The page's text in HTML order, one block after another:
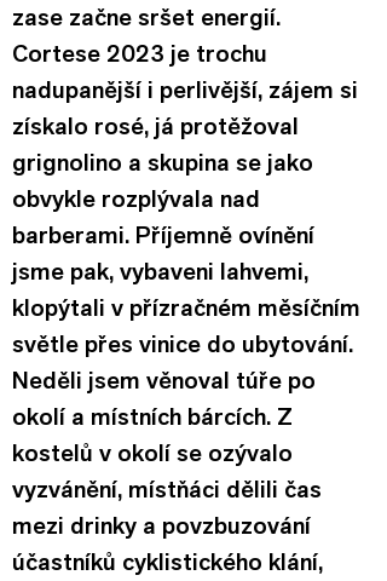
zase začne sršet energií.
Cortese 2023 je trochu
nadupanější i perlivější, zájem si
získalo rosé, já protěžoval
grignolino a skupina se jako
obvykle rozplývala nad
barberami. Příjemně ovínění
jsme pak, vybaveni lahvemi,
klopýtali v přízračném měsíčním
světle přes vinice do ubytování.
Neděli jsem věnoval túře po
okolí a místních bárcích. Z
kostelů v okolí se ozývalo
vyzvánění, místňáci dělili čas
mezi drinky a povzbuzování
účastníků cyklistického klání,